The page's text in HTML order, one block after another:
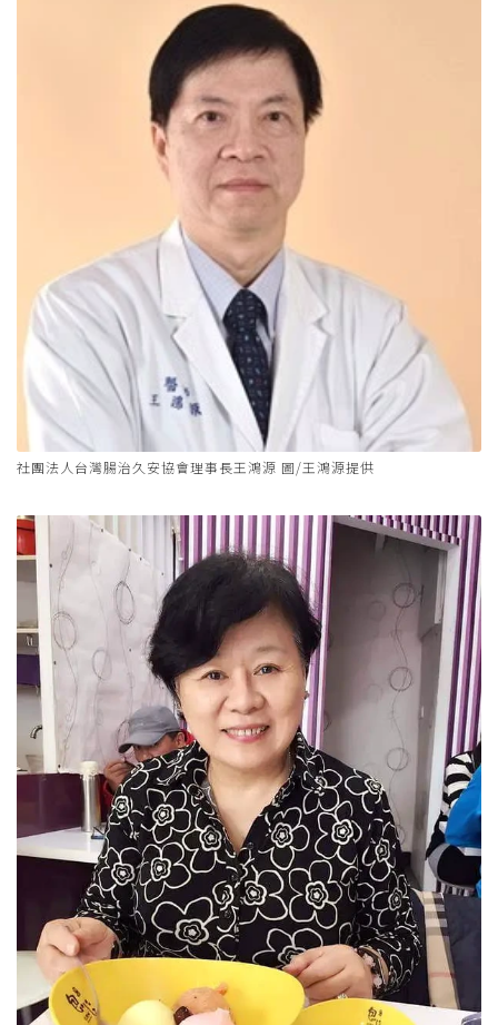
社團法人台灣腸治久安協會理事長王鴻源 圖/王鴻源提供